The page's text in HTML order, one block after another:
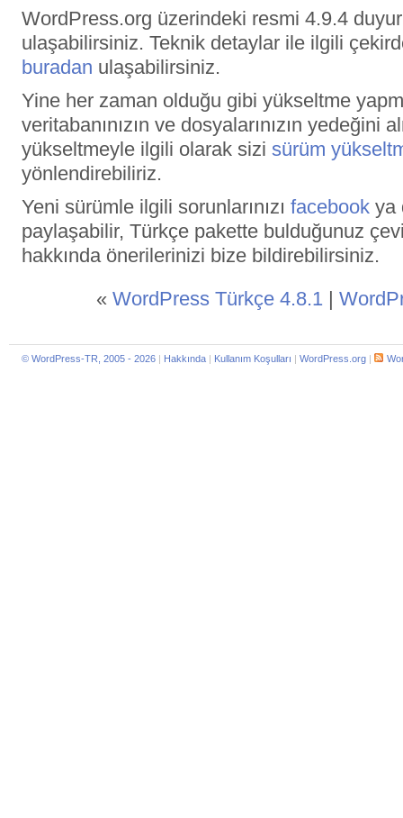
WordPress.org üzerindeki resmi 4.9.4
ulaşabilirsiniz. Teknik detaylar ile ilgili
buradan ulaşabilirsiniz.
Yine her zaman olduğu gibi yükseltme
veritabanınızın ve dosyalarınızın yedeğini
yükseltmeyle ilgili olarak sizi sürüm
yönlendirebiliriz.
Yeni sürümle ilgili sorunlarınızı facebook ya
paylaşabilir, Türkçe pakette bulduğunuz
hakkında önerilerinizi bize bildirebilirsiniz.
« WordPress Türkçe 4.8.1 |
© WordPress-TR, 2005 - 2026 | Hakkında | Kullanım Koşulları | WordPress.org |